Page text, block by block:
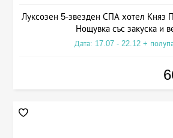
Луксозен 5-звезден СПА хотел Княз
Нощувка със закуска и
Дата: 17.07 - 22.12 +